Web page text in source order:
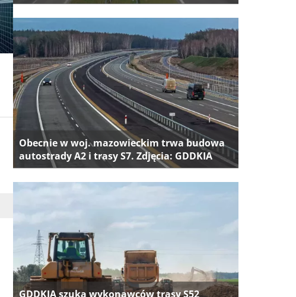
Obecnie w woj. mazowieckim trwa budowa
autostrady A2 i trasy S7. Zdjęcia: GDDKIA
GDDKIA szuka wykonawców trasy S52